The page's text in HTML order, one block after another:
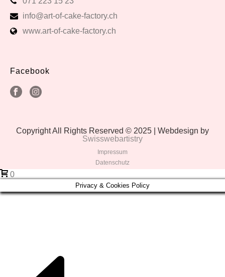
info@art-of-cake-factory.ch
www.art-of-cake-factory.ch
Facebook
Copyright All Rights Reserved © 2025 | Webdesign by
Swisswebartistry
Impressum
Datenschutz
0
Privacy & Cookies Policy